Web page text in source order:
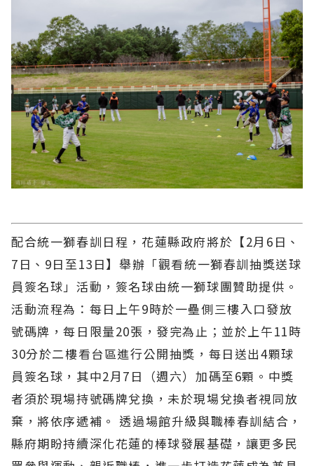
配合統一獅春訓日程，花蓮縣政府將於【2月6日、
7日、9日至13日】舉辦「觀看統一獅春訓抽獎送球
員簽名球」活動，簽名球由統一獅球團贊助提供。
活動流程為：每日上午9時於一壘側三樓入口發放
號碼牌，每日限量20張，發完為止；並於上午11時
30分於二樓看台區進行公開抽獎，每日送出4顆球
員簽名球，其中2月7日（週六）加碼至6顆。中獎
者須於現場持號碼牌兌換，未於現場兌換者視同放
棄，將依序遞補。 透過場館升級與職棒春訓結合，
縣府期盼持續深化花蓮的棒球發展基礎，讓更多民